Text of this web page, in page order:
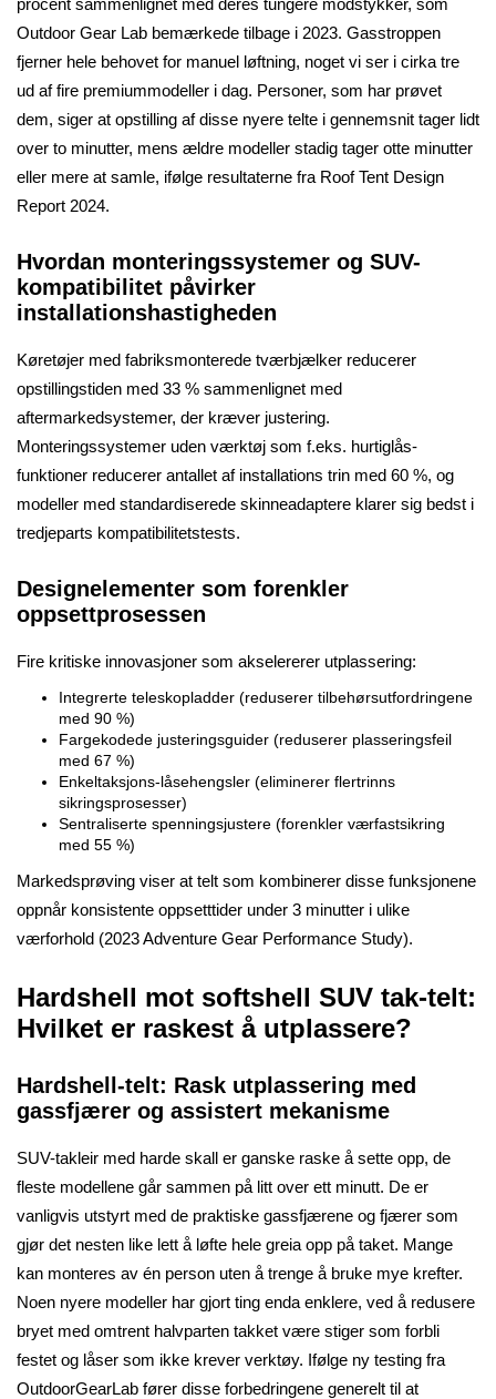
procent sammenlignet med deres tungere modstykker, som
Outdoor Gear Lab bemærkede tilbage i 2023. Gasstroppen
fjerner hele behovet for manuel løftning, noget vi ser i cirka tre
ud af fire premiummodeller i dag. Personer, som har prøvet
dem, siger at opstilling af disse nyere telte i gennemsnit tager lidt
over to minutter, mens ældre modeller stadig tager otte minutter
eller mere at samle, ifølge resultaterne fra Roof Tent Design
Report 2024.
Hvordan monteringssystemer og SUV-
kompatibilitet påvirker
installationshastigheden
Køretøjer med fabriksmonterede tværbjælker reducerer
opstillingstiden med 33 % sammenlignet med
aftermarkedsystemer, der kræver justering.
Monteringssystemer uden værktøj som f.eks. hurtiglås-
funktioner reducerer antallet af installations trin med 60 %, og
modeller med standardiserede skinneadaptere klarer sig bedst i
tredjeparts kompatibilitetstests.
Designelementer som forenkler
oppsettprosessen
Fire kritiske innovasjoner som akselererer utplassering:
Integrerte teleskopladder (reduserer tilbehørsutfordringene
med 90 %)
Fargekodede justeringsguider (reduserer plasseringsfeil
med 67 %)
Enkeltaksjons-låsehengsler (eliminerer flertrinns
sikringsprosesser)
Sentraliserte spenningsjustere (forenkler værfastsikring
med 55 %)
Markedsprøving viser at telt som kombinerer disse funksjonene
oppnår konsistente oppsetttider under 3 minutter i ulike
værforhold (2023 Adventure Gear Performance Study).
Hardshell mot softshell SUV tak-telt:
Hvilket er raskest å utplassere?
Hardshell-telt: Rask utplassering med
gassfjærer og assistert mekanisme
SUV-takleir med harde skall er ganske raske å sette opp, de
fleste modellene går sammen på litt over ett minutt. De er
vanligvis utstyrt med de praktiske gassfjærene og fjærer som
gjør det nesten like lett å løfte hele greia opp på taket. Mange
kan monteres av én person uten å trenge å bruke mye krefter.
Noen nyere modeller har gjort ting enda enklere, ved å redusere
bryet med omtrent halvparten takket være stiger som forbli
festet og låser som ikke krever verktøy. Ifølge ny testing fra
OutdoorGearLab fører disse forbedringene generelt til at